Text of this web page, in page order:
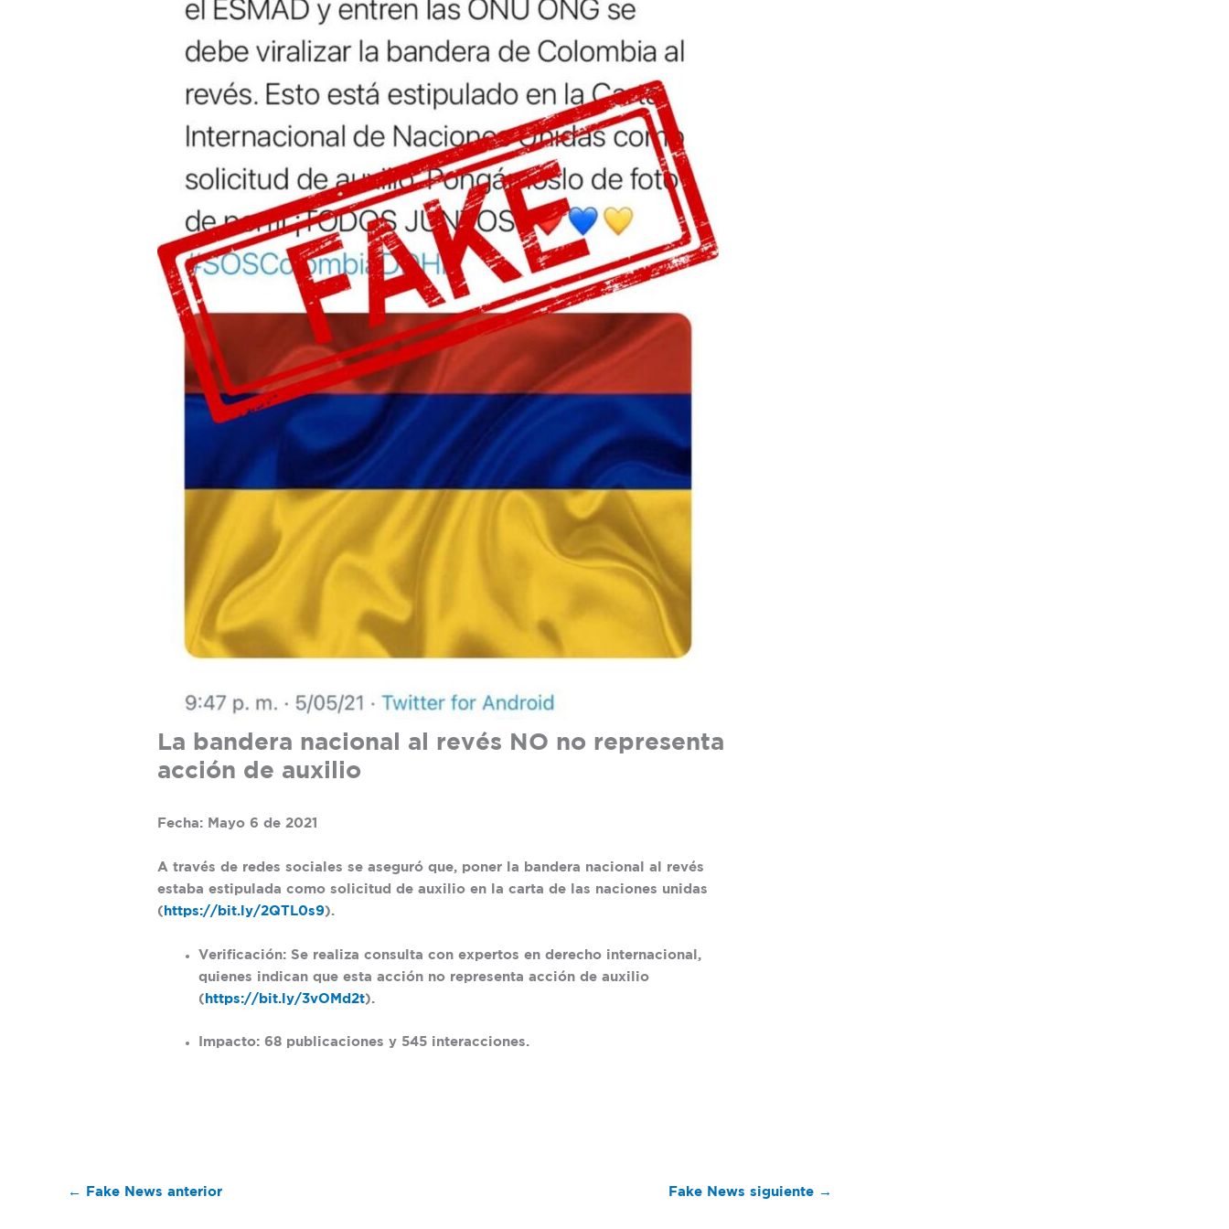
La bandera nacional al revés NO no representa
acción de auxilio
Fecha: Mayo 6 de 2021
A través de redes sociales se aseguró que, poner la bandera nacional al revés
estaba estipulada como solicitud de auxilio en la carta de las naciones unidas
( https://bit.ly/2QTL0s9).
Verificación: Se realiza consulta con expertos en derecho internacional,
quienes indican que esta acción no representa acción de auxilio
( https://bit.ly/3vOMd2t).
Impacto: 68 publicaciones y 545 interacciones.
← Fake News anterior Fake News siguiente →